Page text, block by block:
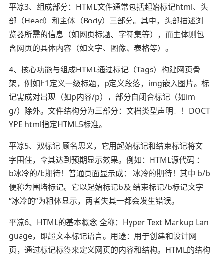
平凉3、组成部分：HTML文件通常包括起始标记html、头
部（Head）和主体（Body）三部分。其中，头部描述浏
览器所需的信息（如网页标题、字符集等），而主体则包
含网页的具体内容（如文字、图像、表格等）。
4、核心功能与组成HTML通过标记（Tags）构建网页骨
架，例如h1定义一级标题，p定义段落，img嵌入图片。标
记需成对出现（如p内容/p），部分自闭合标记（如im
g/）除外。文件结构分为三部分：文档类型声明：！DOCT
YPE html指定HTML5标准。
平凉5、双标记 顾名思义，它用起始标记和结束标记将文
字围住，令其达到预期显示效果。例如：HTML源代码 ：
b冰冷的/b期待！普通页面显示成： 冰冷的期待！其中 b/b
便称为围堵标记。它以起始标记b及 结束标记/b标记文字
“冰冷的”为粗体显示，两者失其一都会发生错误。
平凉6、HTML的基本概念 全称：Hyper Text Markup Lan
guage，即超文本标记语言。用途：用于创建和设计网
页，通过标记标签来定义网页的内容和结构。HTML的结构